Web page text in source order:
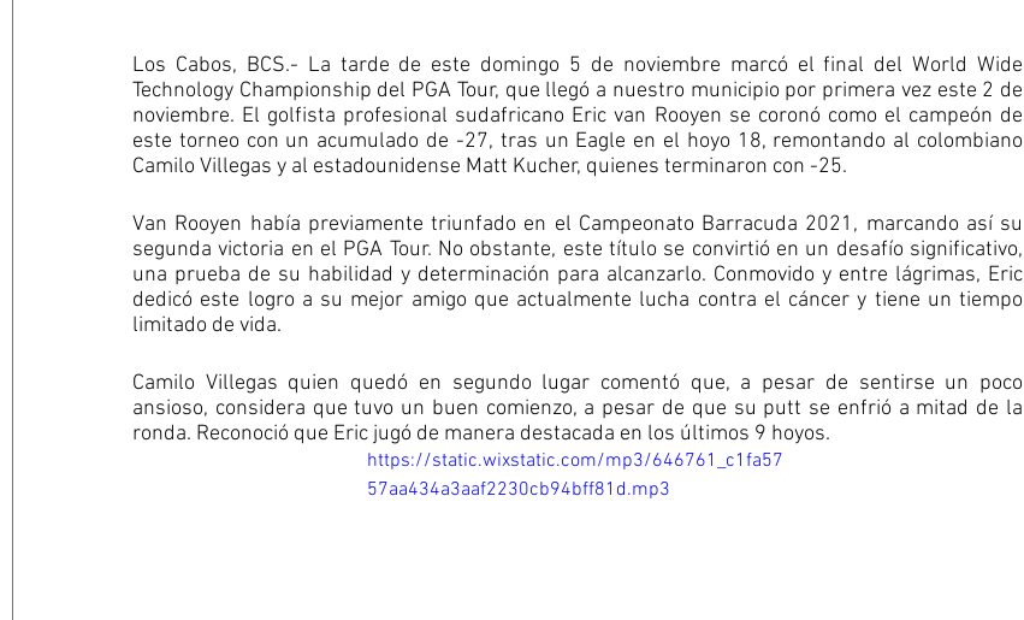
Los Cabos, BCS.- La tarde de este domingo 5 de noviembre marcó el final del World Wide
Technology Championship del PGA Tour, que llegó a nuestro municipio por primera vez este 2 de
noviembre. El golfista profesional sudafricano Eric van Rooyen se coronó como el campeón de
este torneo con un acumulado de -27, tras un Eagle en el hoyo 18, remontando al colombiano
Camilo Villegas y al estadounidense Matt Kucher, quienes terminaron con -25.
Van Rooyen había previamente triunfado en el Campeonato Barracuda 2021, marcando así su
segunda victoria en el PGA Tour. No obstante, este título se convirtió en un desafío significativo,
una prueba de su habilidad y determinación para alcanzarlo. Conmovido y entre lágrimas, Eric
dedicó este logro a su mejor amigo que actualmente lucha contra el cáncer y tiene un tiempo
limitado de vida.
Camilo Villegas quien quedó en segundo lugar comentó que, a pesar de sentirse un poco
ansioso, considera que tuvo un buen comienzo, a pesar de que su putt se enfrió a mitad de la
ronda. Reconoció que Eric jugó de manera destacada en los últimos 9 hoyos.
https://static.wixstatic.com/mp3/646761_c1fa57
57aa434a3aaf2230cb94bff81d.mp3